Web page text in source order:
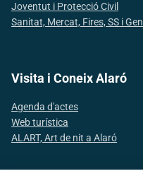
Joventut i Protecció Civil
Sanitat, Mercat, Fires, SS i
Visita i Coneix Alaró
Agenda d'actes
Web turística
ALART, Art de nit a Alaró